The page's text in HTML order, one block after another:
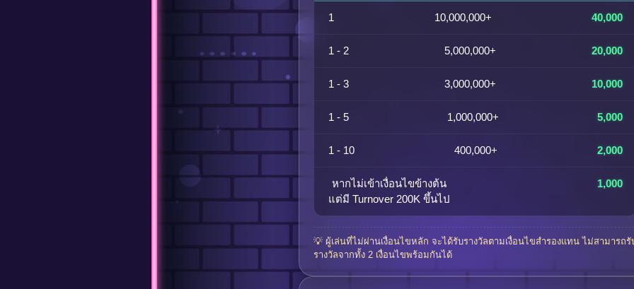
1 10,000,000+ 40,000
1 - 2 5,000,000+ 20,000
1 - 3 3,000,000+ 10,000
1 - 5 1,000,000+ 5,000
1 - 10 400,000+ 2,000
หากไม่เข้าเงื่อนไขข้างต้น
แต่มี Turnover 200K ขึ้นไป
1,000
💡 ผู้เล่นที่ไม่ผ่านเงื่อนไขหลัก จะได้รับรางวัลตามเงื่อนไขสำรองแทน ไม่สามารถรั
รางวัลจากทั้ง 2 เงื่อนไขพร้อมกันได้